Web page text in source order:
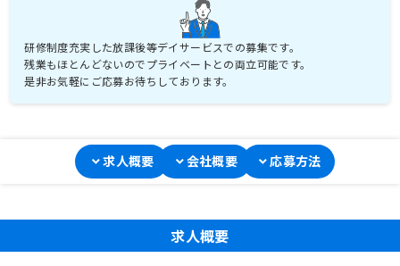
研修制度充実した放課後等デイサービスでの募集です。
残業もほとんどないのでプライベートとの両立可能です。
是非お気軽にご応募お待ちしております。
求人概要 会社概要 応募方法
求人概要